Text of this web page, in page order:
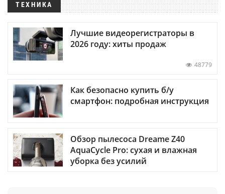
ТЕХНИКА
Лучшие видеорегистраторы в
2026 году: хиты продаж
48779
Как безопасно купить б/у
смартфон: подробная инструкция
Обзор пылесоса Dreame Z40
AquaCycle Pro: сухая и влажная
уборка без усилий